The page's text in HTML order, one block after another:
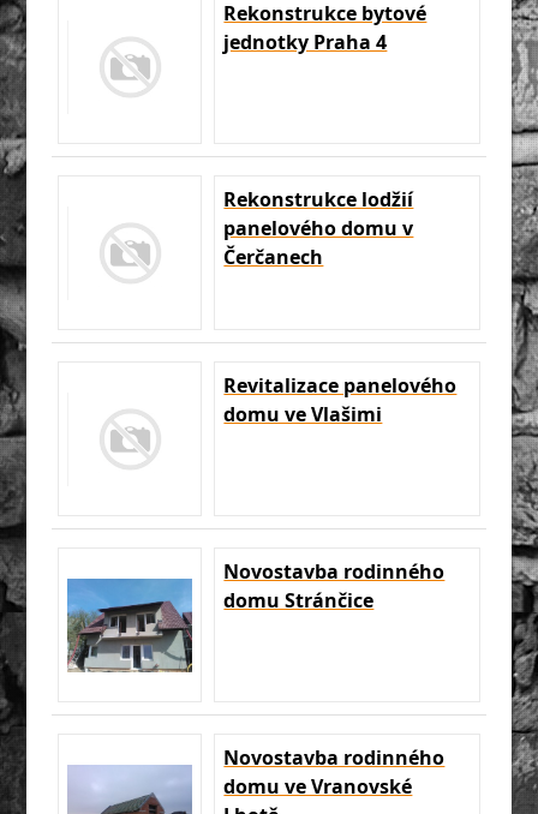
Rekonstrukce bytové
jednotky Praha 4
Rekonstrukce lodžií
panelového domu v
Čerčanech
Revitalizace panelového
domu ve Vlašimi
Novostavba rodinného
domu Stránčice
Novostavba rodinného
domu ve Vranovské